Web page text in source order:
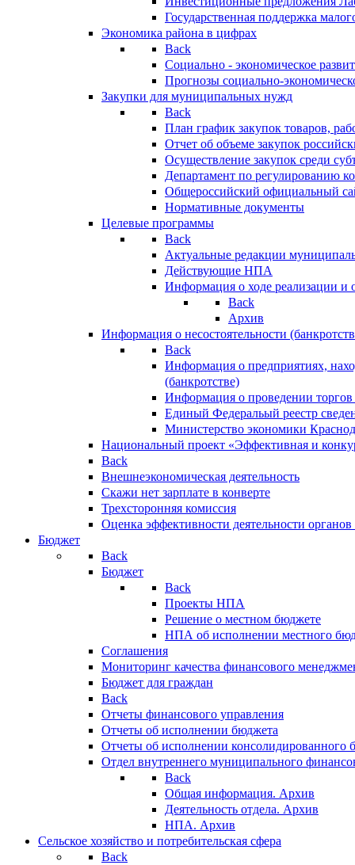
Государственная поддержка
Экономика района в цифрах
Back
Социально - экономическое
Прогнозы социально-
Закупки для муниципальных нужд
Back
План график закупок товаров,
Отчет об объеме закупок
Осуществление закупок среди
Департамент по регулированию
Общероссийский официальный
Нормативные документы
Целевые программы
Back
Актуальные редакции
Действующие НПА
Информация о ходе реализации
Back
Архив
Информация о несостоятельности
Back
Информация о предприятиях,
(банкротстве)
Информация о проведении
Единый Федеральый реестр
Министерство экономики
Национальный проект «Эффективная и
Back
Внешнеэкономическая деятельность
Скажи нет зарплате в конверте
Трехсторонняя комиссия
Оценка эффективности деятельности
Бюджет
Back
Бюджет
Back
Проекты НПА
Решение о местном бюджете
НПА об исполнении местного
Соглашения
Мониторинг качества финансового
Бюджет для граждан
Back
Отчеты финансового управления
Отчеты об исполнении бюджета
Отчеты об исполнении консолидированного
Отдел внутреннего муниципального
Back
Общая информация. Архив
Деятельность отдела. Архив
НПА. Архив
Сельское хозяйство и потребительская сфера
Back